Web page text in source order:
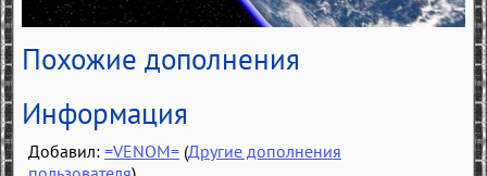
Похожие дополнения
Информация
Добавил: =VENOM= (Другие дополнения